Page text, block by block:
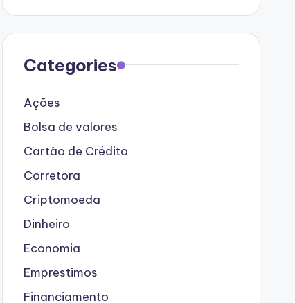
Categories
Ações
Bolsa de valores
Cartão de Crédito
Corretora
Criptomoeda
Dinheiro
Economia
Emprestimos
Financiamento